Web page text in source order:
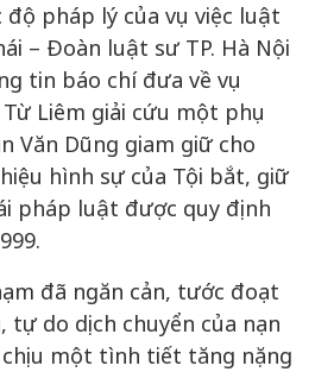
pháp lý của vụ việc luật
– Đoàn luật sư TP. Hà Nội
tin báo chí đưa về vụ
Liêm giải cứu một phụ
Văn Dũng giam giữ cho
hình sự của Tội bắt, giữ
pháp luật được quy định
đã ngăn cản, tước đoạt
do dịch chuyển của nạn
chịu một tình tiết tăng nặng